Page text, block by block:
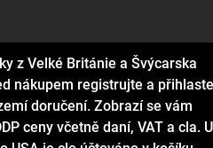
Tento web
webu
z Velké Británie a Švýcarska
nákupem registrujte a přihlaste
doručení. Zobrazí se vám
ceny včetně daní, VAT a cla. U